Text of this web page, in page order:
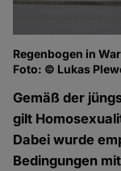
Regenbogen in
Foto: © Lukas
Gemäß der
gilt
Dabei wurde
Bedingungen